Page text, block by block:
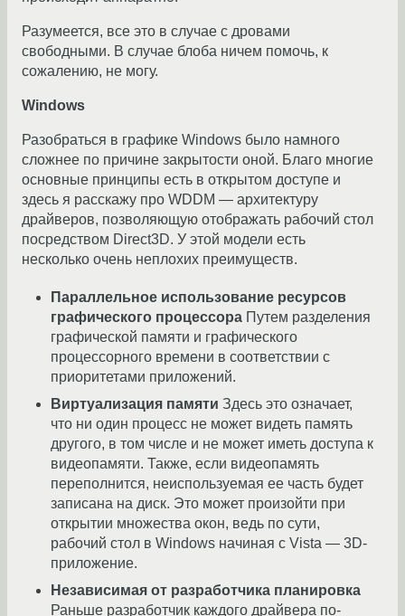
Разумеется, все это в случае с дровами
свободными. В случае блоба ничем помочь, к
сожалению, не могу.
Windows
Разобраться в графике Windows было намного
сложнее по причине закрытости оной. Благо многие
основные принципы есть в открытом доступе и
здесь я расскажу про WDDM — архитектуру
драйверов, позволяющую отображать рабочий стол
посредством Direct3D. У этой модели есть
несколько очень неплохих преимуществ.
Параллельное использование ресурсов
графического процессора Путем разделения
графической памяти и графического
процессорного времени в соответствии с
приоритетами приложений.
Виртуализация памяти Здесь это означает,
что ни один процесс не может видеть память
другого, в том числе и не может иметь доступа к
видеопамяти. Также, если видеопамять
переполнится, неиспользуемая ее часть будет
записана на диск. Это может произойти при
открытии множества окон, ведь по сути,
рабочий стол в Windows начиная с Vista — 3D-
приложение.
Независимая от разработчика планировка
Раньше разработчик каждого драйвера по-